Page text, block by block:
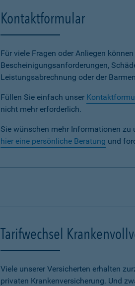
Kontaktformular
Für viele Fragen oder Anliegen
Bescheinigungsanforderungen,
Leistungsabrechnung oder der
Füllen Sie einfach unser
nicht mehr erforderlich.
Sie wünschen mehr Informationen zu
hier eine persönliche Beratung und
Tarifwechsel
Viele unserer Versicherten erhalten
privaten Krankenversicherung. Und